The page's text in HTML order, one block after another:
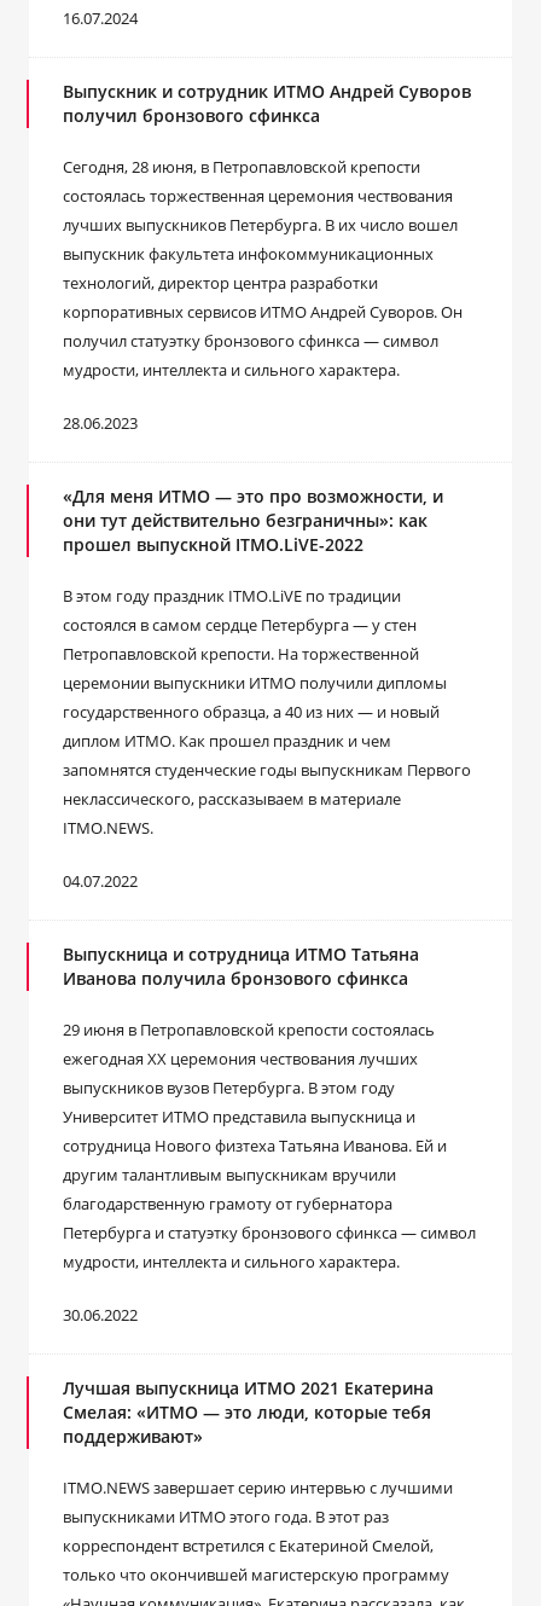
16.07.2024
Выпускник и сотрудник ИТМО Андрей Суворов
получил бронзового сфинкса
Сегодня, 28 июня, в Петропавловской крепости
состоялась торжественная церемония чествования
лучших выпускников Петербурга. В их число вошел
выпускник факультета инфокоммуникационных
технологий, директор центра разработки
корпоративных сервисов ИТМО Андрей Суворов. Он
получил статуэтку бронзового сфинкса ― символ
мудрости, интеллекта и сильного характера.
28.06.2023
«Для меня ИТМО — это про возможности, и
они тут действительно безграничны»: как
прошел выпускной ITMO.LiVE-2022
В этом году праздник ITMO.LiVE по традиции
состоялся в самом сердце Петербурга ― у стен
Петропавловской крепости. На торжественной
церемонии выпускники ИТМО получили дипломы
государственного образца, а 40 из них — и новый
диплом ИТМО. Как прошел праздник и чем
запомнятся студенческие годы выпускникам Первого
неклассического, рассказываем в материале
ITMO.NEWS.
04.07.2022
Выпускница и сотрудница ИТМО Татьяна
Иванова получила бронзового сфинкса
29 июня в Петропавловской крепости состоялась
ежегодная ХХ церемония чествования лучших
выпускников вузов Петербурга. В этом году
Университет ИТМО представила выпускница и
сотрудница Нового физтеха Татьяна Иванова. Ей и
другим талантливым выпускникам вручили
благодарственную грамоту от губернатора
Петербурга и статуэтку бронзового сфинкса — символ
мудрости, интеллекта и сильного характера.
30.06.2022
Лучшая выпускница ИТМО 2021 Екатерина
Смелая: «ИТМО — это люди, которые тебя
поддерживают»
ITMO.NEWS завершает серию интервью с лучшими
выпускниками ИТМО этого года. В этот раз
корреспондент встретился с Екатериной Смелой,
только что окончившей магистерскую программу